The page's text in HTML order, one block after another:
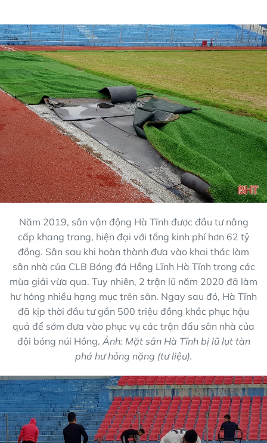
Năm 2019, sân vận động Hà Tĩnh được đầu tư nâng
cấp khang trang, hiện đại với tổng kinh phí hơn 62 tỷ
đồng. Sân sau khi hoàn thành đưa vào khai thác làm
sân nhà của CLB Bóng đá Hồng Lĩnh Hà Tĩnh trong các
mùa giải vừa qua. Tuy nhiên, 2 trận lũ năm 2020 đã làm
hư hỏng nhiều hạng mục trên sân. Ngay sau đó, Hà Tĩnh
đã kịp thời đầu tư gần 500 triệu đồng khắc phục hậu
quả để sớm đưa vào phục vụ các trận đấu sân nhà của
đội bóng núi Hồng. Ảnh: Mặt sân Hà Tĩnh bị lũ lụt tàn
phá hư hỏng nặng (tư liệu).